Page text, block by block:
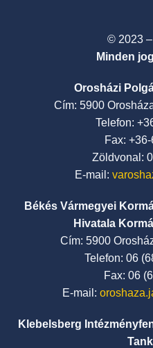
© 2023
Minden
Orosházi
Cím: 5900
Telefon:
Fax:
Zöldvonal:
E-mail:
Békés Vármegyei
Hivatala
Cím: 5900
Telefon: 06
Fax: 06
E-mail:
Klebelsberg